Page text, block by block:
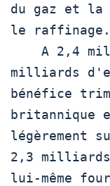
du gaz et la
le raffinage.
milliards
bénéfice
britannique
légèrement
2,3
lui-même